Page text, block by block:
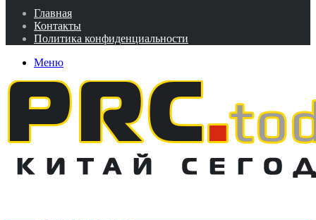
Главная
Контакты
Политика конфиденциальности
Меню